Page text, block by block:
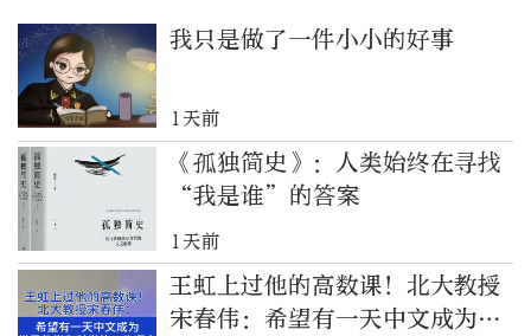
我只是做了一件小小的好事
1天前
《孤独简史》：人类始终在寻找
“我是谁”的答案
1天前
王虹上过他的高数课！北大教授
宋春伟：希望有一天中文成为世